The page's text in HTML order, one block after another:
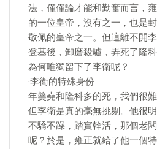
法，僅僅論才能和勤奮而言，
的一位皇帝，沒有之一，也是
敬佩的皇帝之一。但這離不開
登基後，卸磨殺驢，弄死了隆
為何唯獨留下了李衛呢？
·李衛的特殊身份
年羹堯和隆科多的死，我們很
但李衛是真的毫無挑剔。他很
不驕不躁，踏實幹活，那個老
呢？於是，雍正就給了他一個